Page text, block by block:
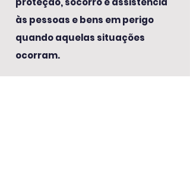
às pessoas e bens em perigo
quando aquelas situações
ocorram.